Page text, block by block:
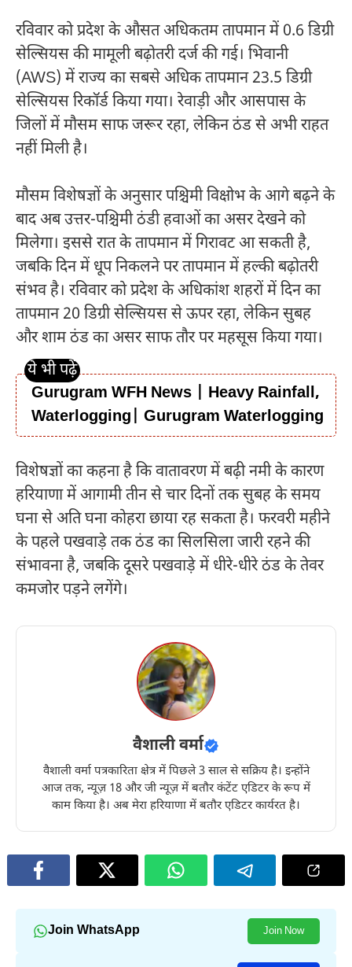
रविवार को प्रदेश के औसत अधिकतम तापमान में 0.6 डिग्री
सेल्सियस की मामूली बढ़ोतरी दर्ज की गई। भिवानी
(AWS) में राज्य का सबसे अधिक तापमान 23.5 डिग्री
सेल्सियस रिकॉर्ड किया गया। रेवाड़ी और आसपास के
जिलों में मौसम साफ जरूर रहा, लेकिन ठंड से अभी राहत
नहीं मिली है।
मौसम विशेषज्ञों के अनुसार पश्चिमी विक्षोभ के आगे बढ़ने के
बाद अब उत्तर-पश्चिमी ठंडी हवाओं का असर देखने को
मिलेगा। इससे रात के तापमान में गिरावट आ सकती है,
जबकि दिन में धूप निकलने पर तापमान में हल्की बढ़ोतरी
संभव है। रविवार को प्रदेश के अधिकांश शहरों में दिन का
तापमान 20 डिग्री सेल्सियस से ऊपर रहा, लेकिन सुबह
और शाम ठंड का असर साफ तौर पर महसूस किया गया।
Gurugram WFH News | Heavy Rainfall,
Waterlogging| Gurugram Waterlogging
विशेषज्ञों का कहना है कि वातावरण में बढ़ी नमी के कारण
हरियाणा में आगामी तीन से चार दिनों तक सुबह के समय
घना से अति घना कोहरा छाया रह सकता है। फरवरी महीने
के पहले पखवाड़े तक ठंड का सिलसिला जारी रहने की
संभावना है, जबकि दूसरे पखवाड़े में धीरे-धीरे ठंड के तेवर
कमजोर पड़ने लगेंगे।
वैशाली वर्मा
वैशाली वर्मा पत्रकारिता क्षेत्र में पिछले 3 साल से सक्रिय है। इन्होंने
आज तक, न्यूज़ 18 और जी न्यूज़ में बतौर कंटेंट एडिटर के रूप में
काम किया है। अब मेरा हरियाणा में बतौर एडिटर कार्यरत है।
Join WhatsApp Join Now